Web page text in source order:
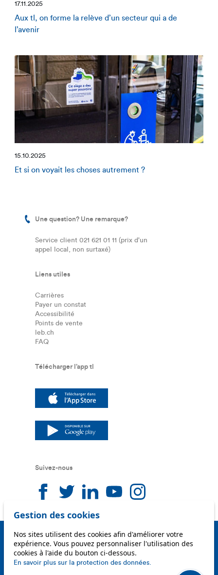
17.11.2025
Aux tl, on forme la relève d’un secteur qui a de
l’avenir
15.10.2025
Et si on voyait les choses autrement ?
Une question? Une remarque?
Service client 021 621 01 11 (prix d'un
appel local, non surtaxé)
Liens utiles
Carrières
Payer un constat
Accessibilité
Points de vente
leb.ch
FAQ
Télécharger l’app tl
Suivez-nous
Suivez-nous sur facebook
Suivez-nous sur twitter
Suivez-nous sur linkedin
Suivez-nous sur
Suivez-nous
Mentions légales
Conditions générales d’utilisation
Gestion des cookies
Nos sites utilisent des cookies afin d'améliorer votre
expérience. Vous pouvez personnaliser l'utilisation des
cookies à l'aide du bouton ci-dessous.
En savoir plus sur la protection des données.